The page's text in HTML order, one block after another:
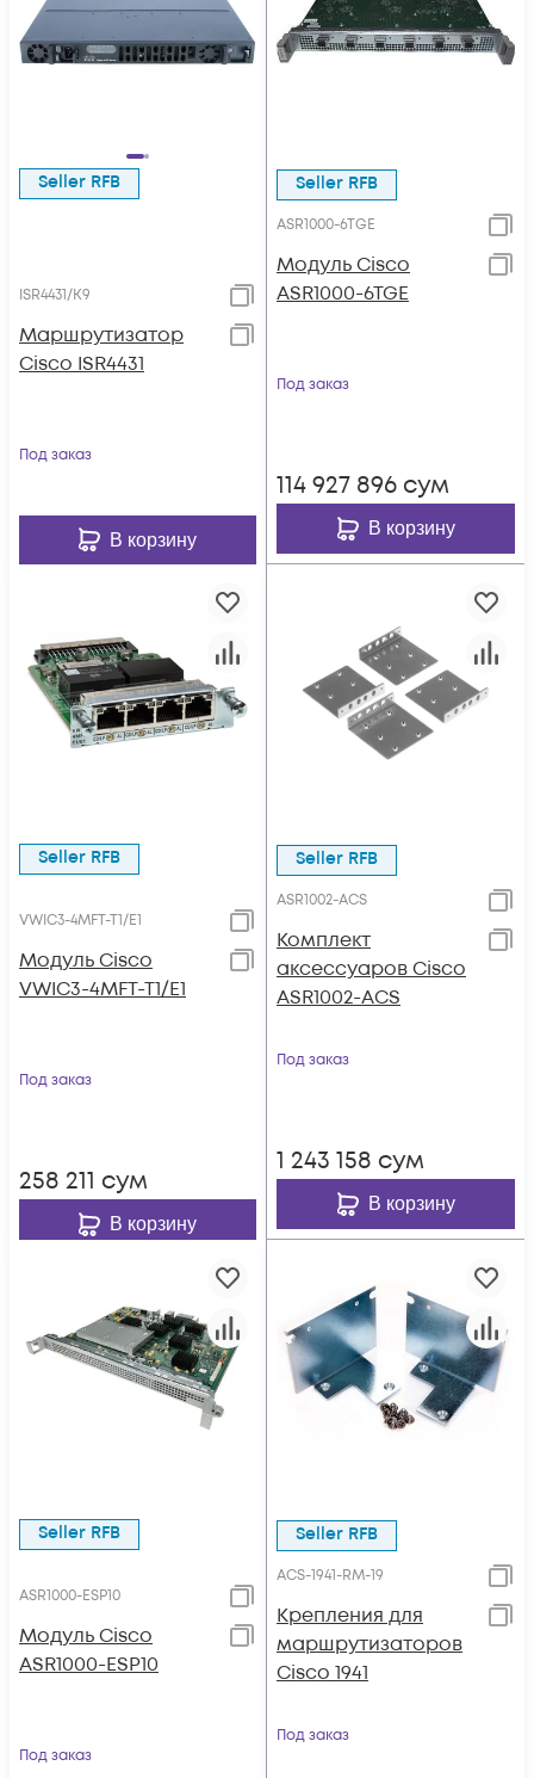
Seller RFB
ISR4431/K9
Маршрутизатор
Cisco ISR4431
Под заказ
В корзину
Seller RFB
ASR1000-6TGE
Модуль Cisco
ASR1000-6TGE
Под заказ
114 927 896 сум
В корзину
Seller RFB
VWIC3-4MFT-T1/E1
Модуль Cisco
VWIC3-4MFT-T1/E1
Под заказ
258 211 сум
В корзину
Seller RFB
ASR1002-ACS
Комплект
аксессуаров Cisco
ASR1002-ACS
Под заказ
1 243 158 сум
В корзину
Seller RFB
ASR1000-ESP10
Модуль Cisco
ASR1000-ESP10
Под заказ
Seller RFB
ACS-1941-RM-19
Крепления для
маршрутизаторов
Cisco 1941
Под заказ